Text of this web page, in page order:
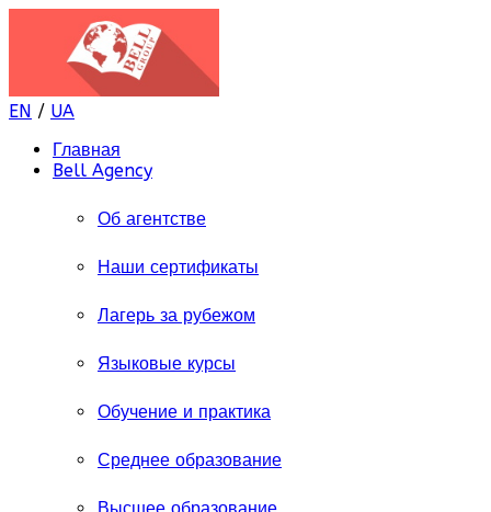
EN / UA
Главная
Bell Agency
Об агентстве
Наши сертификаты
Лагерь за рубежом
Языковые курсы
Обучение и практика
Среднее образование